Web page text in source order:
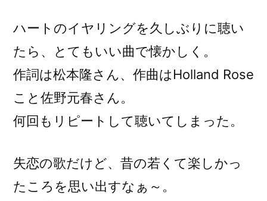
ハートのイヤリングを久しぶりに聴い
たら、とてもいい曲で懐かしく。
作詞は松本隆さん、作曲はHolland Rose
こと佐野元春さん。
何回もリピートして聴いてしまった。
失恋の歌だけど、昔の若くて楽しかっ
たころを思い出すなぁ～。